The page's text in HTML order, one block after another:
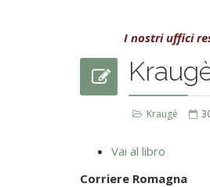
I nostri uffici
Kraugé
Vai al libro
Corriere Romagna